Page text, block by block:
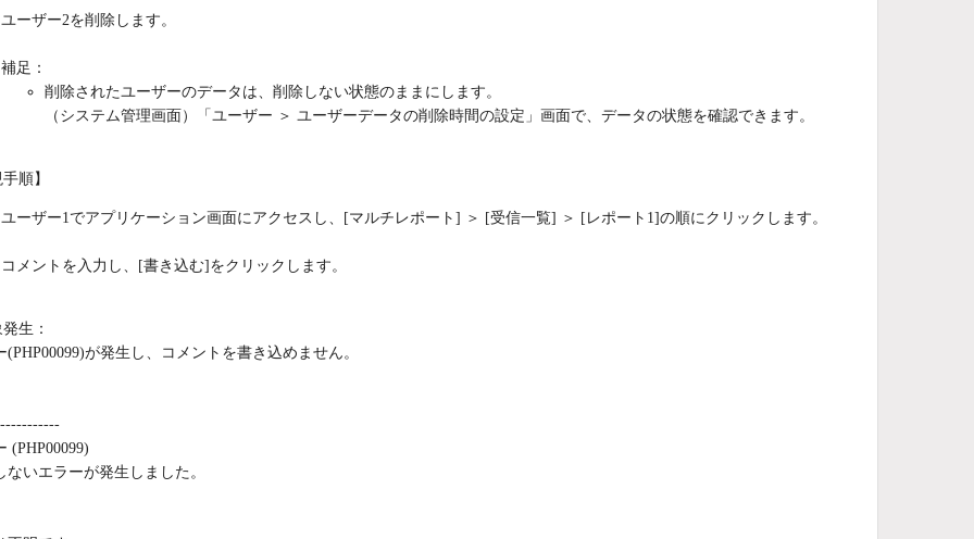
ユーザー2を削除します。
補足：
削除されたユーザーのデータは、削除しない状態のままにします。
（システム管理画面）「ユーザー ＞ ユーザーデータの削除時間の設定」画面で、データの状態を確認できます。
手順】
ユーザー1でアプリケーション画面にアクセスし、[マルチレポート] ＞ [受信一覧] ＞ [レポート1]の順にクリックします。
コメントを入力し、[書き込む]をクリックします。
生：
(PHP00099)が発生し、コメントを書き込めません。
(PHP00099)
ないエラーが発生しました。